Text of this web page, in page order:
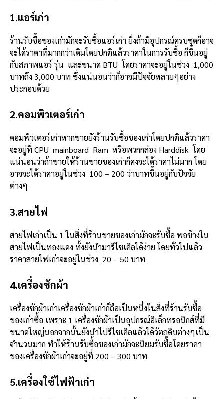
1.แอร์เก่า
ร้านรับซื้อของเก่ามักจะรับซื้อแอร์เก่า ยิ่งถ้ามีอุปกรณ์ครบชุดก็อาจ
จะได้ราคาที่มากกว่าเดิมโดยปกติแล้วราคาในการรับซื้อ ก็ขึ้นอยู่
กับสภาพแอร์ รุ่น และขนาด BTU โดยราคาจะอยู่ในช่วง 1,000
บาทถึง 3,000 บาท ซึ่งแน่นอนว่าก็อาจมีปัจจัยหลายๆอย่าง
ประกอบด้วย
2.คอมพิวเตอร์เก่า
คอมพิวเตอร์เก่าหากขายยังร้านรับซื้อของเก่าโดยปกติแล้วราคา
จะอยู่ที่ CPU mainboard Ram หรือพวกกล่อง Harddisk โดย
แน่นอนว่าถ้าขายให้ร้านขายของเก่าก็คงจะได้ราคาไม่มาก โดย
อาจจะได้ราคาอยู่ในช่วง 100 – 200 ว่าบาทขึ้นอยู่กับปัจจัย
ต่างๆ
3.สายไฟ
สายไฟเก่าเป็น 1 ในสิ่งที่ร้านขายของเก่ามักจะรับซื้อ พอข้างใน
สายไฟเป็นทองแดง ทั้งยังนำมารีไซเคิลได้ง่าย โดยทั่วไปแล้ว
ราคาสายไฟเก่าจะอยู่ในช่วง 20 – 50 บาท
4.เครื่องซักผ้า
เครื่องซักผ้าเก่าเครื่องซักผ้าเก่าก็ถือเป็นหนึ่งในสิ่งที่ร้านรับซื้อ
ของเก่าซื้อ เพราะ 1 เครื่องซักผ้าเป็นอุปกรณ์อิเล็กทรอนิกส์ที่มี
ขนาดใหญ่นอกจากนั้นยังนำไปรีไซเคิลแล้วได้วัตถุดิบต่างๆเป็น
จำนวนมาก ทำให้ร้านรับซื้อของเก่ามักจะนิยมรับซื้อโดยราคา
ของเครื่องซักผ้าเก่าจะอยู่ที่ 200 – 300 บาท
5.เครื่องใช้ไฟฟ้าเก่า